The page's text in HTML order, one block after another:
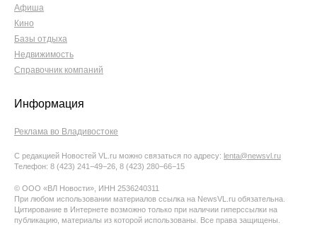
Афиша
Кино
Базы отдыха
Недвижимость
Справочник компаний
Информация
Реклама во Владивостоке
С редакцией Новостей VL.ru можно связаться по адресу: lenta@newsvl.ru
Телефон: 8 (423) 241−49−26, 8 (423) 280−66−15
© ООО «ВЛ Новости», ИНН 2536240311
При любом использовании материалов ссылка на NewsVL.ru обязательна.
Цитирование в Интернете возможно только при наличии гиперссылки на
публикацию, материалы из которой использованы. Все права защищены.